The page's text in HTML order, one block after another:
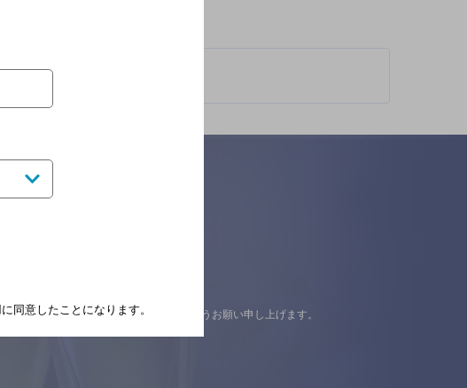
り扱い銘柄が異なります。
お店にご確認の上ご来店くださいますようお願い申し上げます。
同意したことになります。